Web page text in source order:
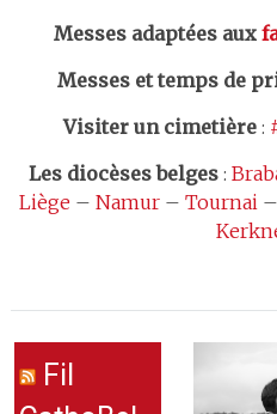
Messes adaptées aux
Messes et temps de
Visiter un cimetière:
Les diocèses belges:
Liège – Namur– Tournai–
Fil